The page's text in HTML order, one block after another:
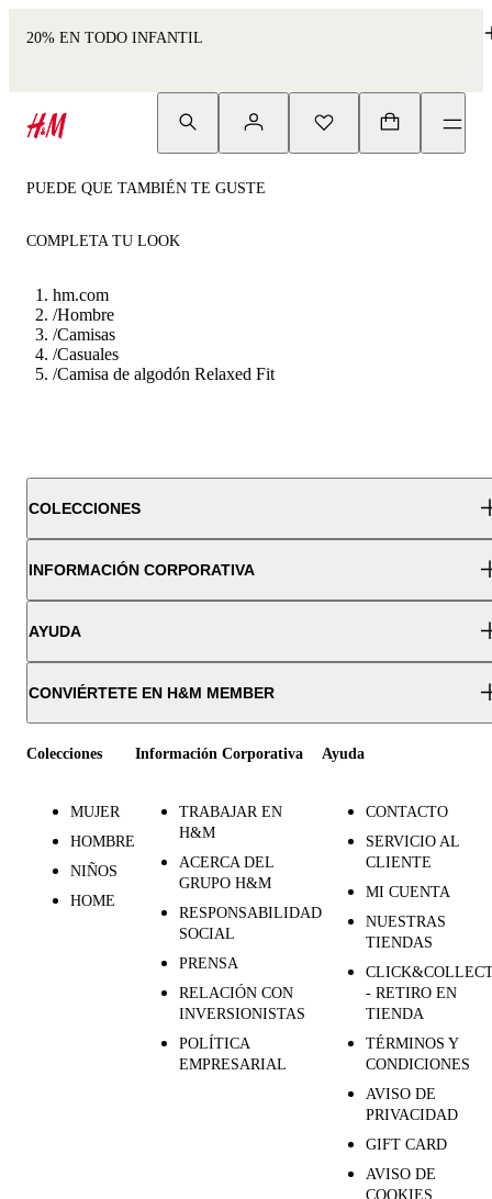
20% EN TODO INFANTIL
PUEDE QUE TAMBIÉN TE GUSTE
COMPLETA TU LOOK
hm.com
/Hombre
/Camisas
/Casuales
/Camisa de algodón Relaxed Fit
COLECCIONES
INFORMACIÓN CORPORATIVA
AYUDA
CONVIÉRTETE EN H&M MEMBER
Colecciones
MUJER
HOMBRE
NIÑOS
HOME
Información Corporativa
TRABAJAR EN
H&M
ACERCA DEL
GRUPO H&M
RESPONSABILIDAD
SOCIAL
PRENSA
RELACIÓN CON
INVERSIONISTAS
POLÍTICA
EMPRESARIAL
Ayuda
CONTACTO
SERVICIO AL
CLIENTE
MI CUENTA
NUESTRAS
TIENDAS
- RETIRO EN
TIENDA
TÉRMINOS Y
CONDICIONES
AVISO DE
PRIVACIDAD
GIFT CARD
AVISO DE
COOKIES